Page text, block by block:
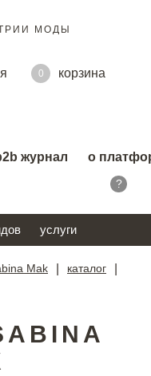
МОДЫ
0
корзина
журнал о
?
услуги
Mak каталог